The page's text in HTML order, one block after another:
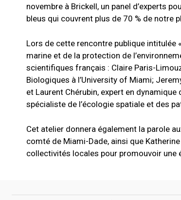
novembre à Brickell, un panel d’experts
bleus qui couvrent plus de 70 % de notre
Lors de cette rencontre publique intitulée «
marine et de la protection de
scientifiques français : Claire Paris-
Biologiques à l’University of Miami;
et Laurent Chérubin, expert en
spécialiste de l’écologie spatiale et des
Cet atelier donnera également la parole
comté de Miami-Dade, ainsi que
collectivités locales pour promouvoir